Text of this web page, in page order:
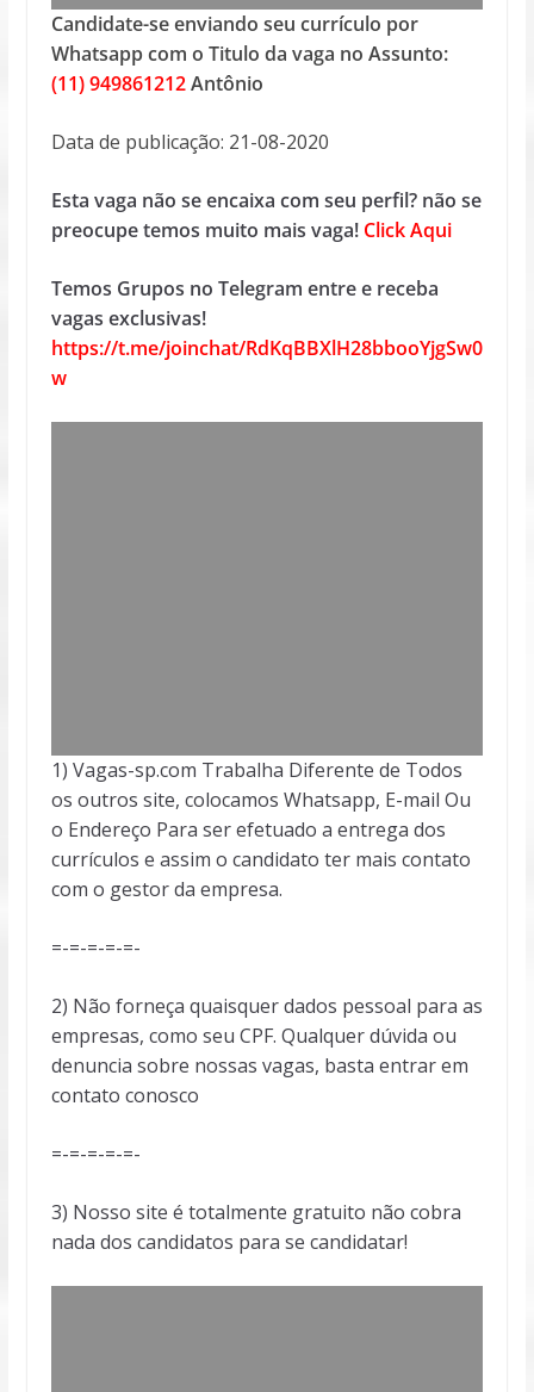
Candidate-se enviando seu currículo por
Whatsapp com o Titulo da vaga no Assunto:
(11) 949861212Antônio
Data de publicação: 21-08-2020
Esta vaga não se encaixa com seu perfil? não se
preocupe temos muito mais vaga! Click Aqui
Temos Grupos no Telegram entre e receba
vagas exclusivas!
https://t.me/joinchat/RdKqBBXlH28bbooYjgSw0
w
1) Vagas-sp.com Trabalha Diferente de Todos
os outros site, colocamos Whatsapp, E-mail Ou
o Endereço Para ser efetuado a entrega dos
currículos e assim o candidato ter mais contato
com o gestor da empresa.
=-=-=-=-=-
2) Não forneça quaisquer dados pessoal para as
empresas, como seu CPF. Qualquer dúvida ou
denuncia sobre nossas vagas, basta entrar em
contato conosco
=-=-=-=-=-
3) Nosso site é totalmente gratuito não cobra
nada dos candidatos para se candidatar!